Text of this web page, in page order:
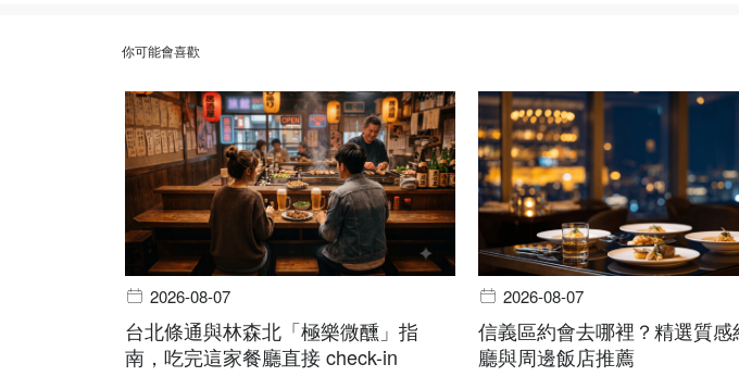
你可能會喜歡
2026-08-07
台北條通與林森北「極樂微醺」指
南，吃完這家餐廳直接 check-in
2026-08-07
信義區約會去哪裡？精選質感
廳與周邊飯店推薦